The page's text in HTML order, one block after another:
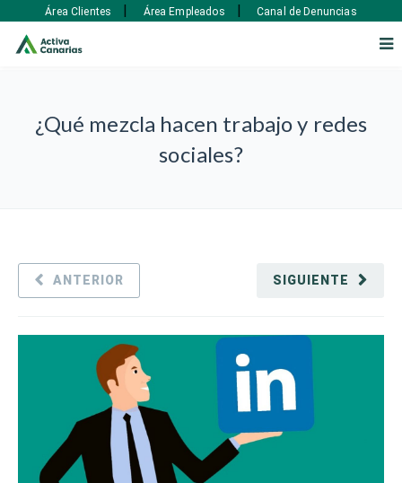
¿Qué mezcla hacen trabajo y redes
sociales?
SIGUIENTE
ANTERIOR
Área Clientes | Área Empleados | Canal de Denuncias